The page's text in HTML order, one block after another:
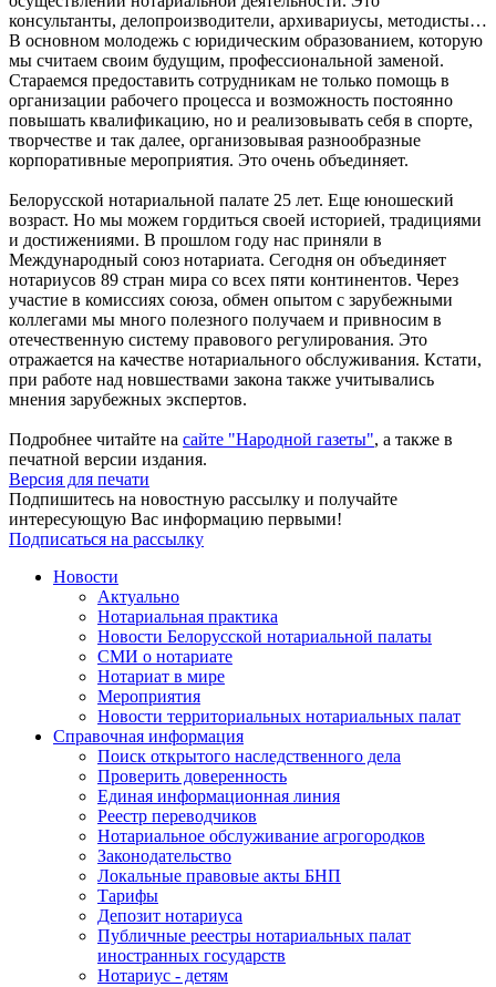
консультанты, делопроизводители, архивариусы, методисты…
В основном молодежь с юридическим образованием, которую
мы считаем своим будущим, профессиональной заменой.
Стараемся предоставить сотрудникам не только помощь в
организации рабочего процесса и возможность постоянно
повышать квалификацию, но и реализовывать себя в спорте,
творчестве и так далее, организовывая разнообразные
корпоративные мероприятия. Это очень объединяет.
Белорусской нотариальной палате 25 лет. Еще юношеский
возраст. Но мы можем гордиться своей историей, традициями
и достижениями. В прошлом году нас приняли в
Международный союз нотариата. Сегодня он объединяет
нотариусов 89 стран мира со всех пяти континентов. Через
участие в комиссиях союза, обмен опытом с зарубежными
коллегами мы много полезного получаем и привносим в
отечественную систему правового регулирования. Это
отражается на качестве нотариального обслуживания. Кстати,
при работе над новшествами закона также учитывались
мнения зарубежных экспертов.
Подробнее читайте на сайте "Народной газеты", а также в
печатной версии издания.
Версия для печати
Подпишитесь на новостную рассылку и получайте
интересующую Вас информацию первыми!
Подписаться на рассылку
Новости
Актуально
Нотариальная практика
Новости Белорусской нотариальной палаты
СМИ о нотариате
Нотариат в мире
Мероприятия
Новости территориальных нотариальных палат
Справочная информация
Поиск открытого наследственного дела
Проверить доверенность
Единая информационная линия
Реестр переводчиков
Нотариальное обслуживание агрогородков
Законодательство
Локальные правовые акты БНП
Тарифы
Депозит нотариуса
Публичные реестры нотариальных палат
иностранных государств
Нотариус - детям